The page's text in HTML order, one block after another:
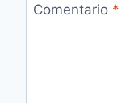
Comentario *